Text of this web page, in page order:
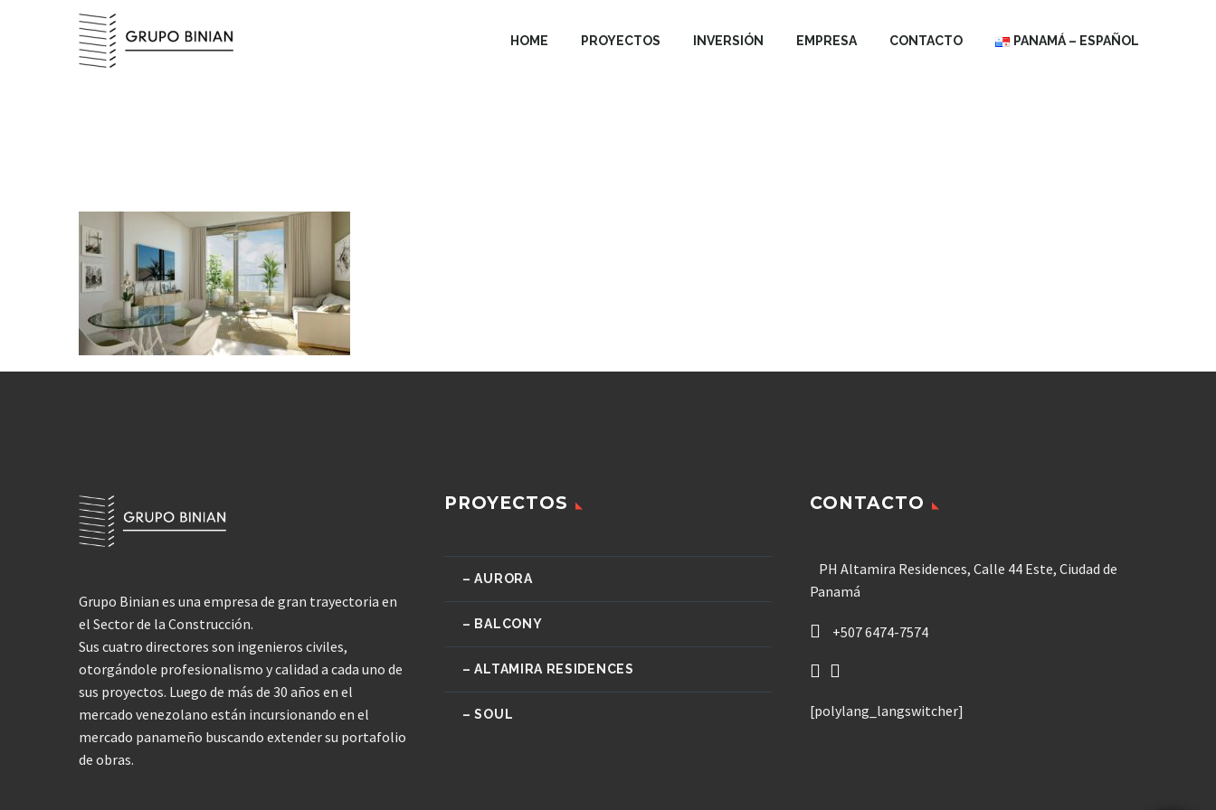
HOME PROYECTOS INVERSIÓN EMPRESA CONTACTO PANAMÁ – ESPAÑOL
Grupo Binian es una empresa de gran trayectoria en
el Sector de la Construcción.
Sus cuatro directores son ingenieros civiles,
otorgándole profesionalismo y calidad a cada uno de
sus proyectos. Luego de más de 30 años en el
mercado venezolano están incursionando en el
mercado panameño buscando extender su portafolio
de obras.
PROYECTOS
– AURORA
– BALCONY
– ALTAMIRA RESIDENCES
– SOUL
CONTACTO
PH Altamira Residences, Calle 44 Este, Ciudad de
Panamá
+507 6474-7574
[polylang_langswitcher]